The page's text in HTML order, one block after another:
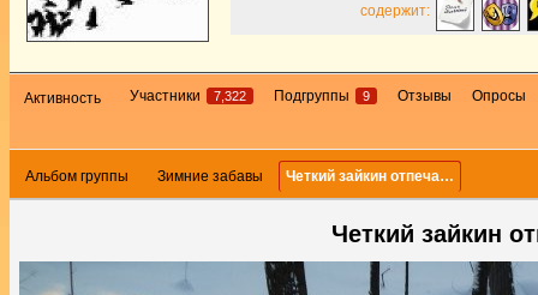
содержит:
Активность Участники 7,322 Подгруппы 9 Отзывы Опросы
Альбом группы Зимние забавы Четкий зайкин отпеча…
Четкий зайкин